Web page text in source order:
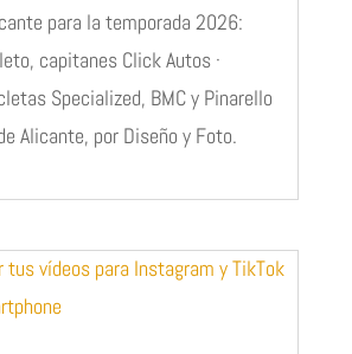
para la temporada 2026:
capitanes Click Autos ·
Specialized, BMC y Pinarello
Alicante, por Diseño y Foto.